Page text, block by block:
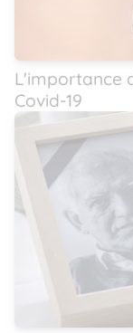
L'importance
Covid-19